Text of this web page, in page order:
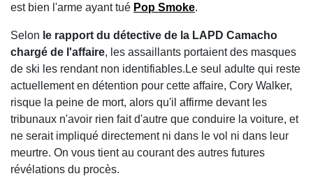
est bien l'arme ayant tué Pop Smoke.
Selon le rapport du détective de la LAPD Camacho
chargé de l'affaire, les assaillants portaient des masques
de ski les rendant non identifiables.Le seul adulte qui reste
actuellement en détention pour cette affaire, Cory Walker,
risque la peine de mort, alors qu'il affirme devant les
tribunaux n'avoir rien fait d'autre que conduire la voiture, et
ne serait impliqué directement ni dans le vol ni dans leur
meurtre. On vous tient au courant des autres futures
révélations du procès.